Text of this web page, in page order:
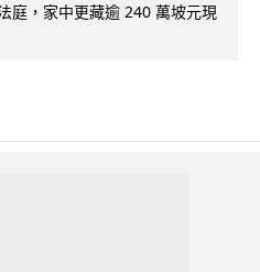
庭，家中更藏逾 240 萬坡元現